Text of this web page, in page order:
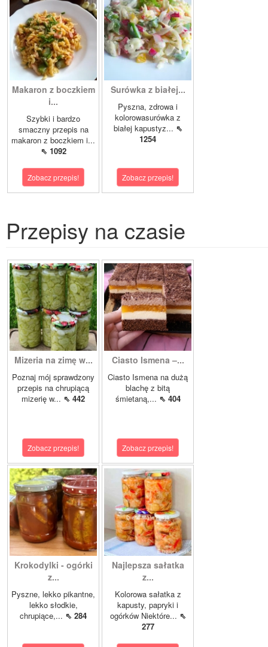
Makaron z boczkiem
i...
Szybki i bardzo
smaczny przepis na
makaron z boczkiem i...
⇖ 1092
Zobacz przepis!
Surówka z białej...
Pyszna, zdrowa i
kolorowasurówka z
białej kapustyz... ⇖
1254
Zobacz przepis!
Przepisy na czasie
Mizeria na zimę w...
Poznaj mój sprawdzony
przepis na chrupiącą
mizerię w... ⇖ 442
Zobacz przepis!
Ciasto Ismena –...
Ciasto Ismena na dużą
blachę z bitą
śmietaną,... ⇖ 404
Zobacz przepis!
Krokodylki - ogórki
z...
Pyszne, lekko pikantne,
lekko słodkie,
chrupiące,... ⇖ 284
Najlepsza sałatka
z...
Kolorowa sałatka z
kapusty, papryki i
ogórków Niektóre... ⇖
277